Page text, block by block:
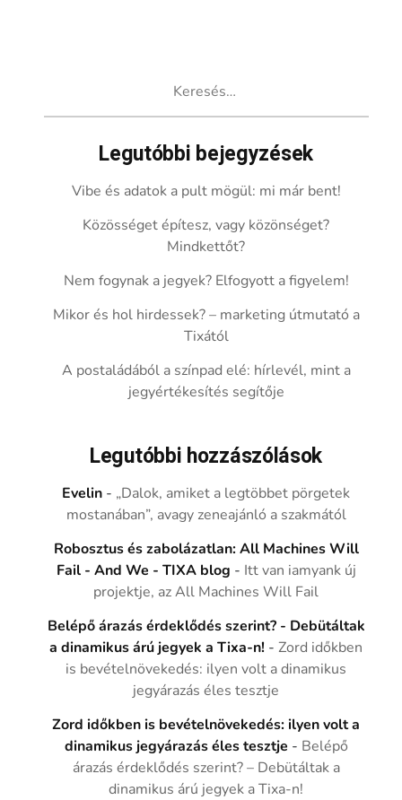
Legutóbbi bejegyzések
Vibe és adatok a pult mögül: mi már bent!
Közösséget építesz, vagy közönséget?
Mindkettőt?
Nem fogynak a jegyek? Elfogyott a figyelem!
Mikor és hol hirdessek? – marketing útmutató a
Tixától
A postaládából a színpad elé: hírlevél, mint a
jegyértékesítés segítője
Legutóbbi hozzászólások
Evelin - „Dalok, amiket a legtöbbet pörgetek
mostanában”, avagy zeneajánló a szakmától
Robosztus és zabolázatlan: All Machines Will
Fail - And We - TIXA blog - Itt van iamyank új
projektje, az All Machines Will Fail
Belépő árazás érdeklődés szerint? - Debütáltak
a dinamikus árú jegyek a Tixa-n! -Zord időkben
is bevételnövekedés: ilyen volt a dinamikus
jegyárazás éles tesztje
Zord időkben is bevételnövekedés: ilyen volt a
dinamikus jegyárazás éles tesztje - Belépő
árazás érdeklődés szerint? – Debütáltak a
dinamikus árú jegyek a Tixa-n!